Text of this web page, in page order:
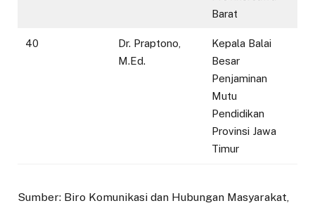
Barat
40
Dr. Praptono,
M.Ed.
Kepala Balai
Besar
Penjaminan
Mutu
Pendidikan
Provinsi Jawa
Timur
Sumber: Biro Komunikasi dan Hubungan Masyarakat,